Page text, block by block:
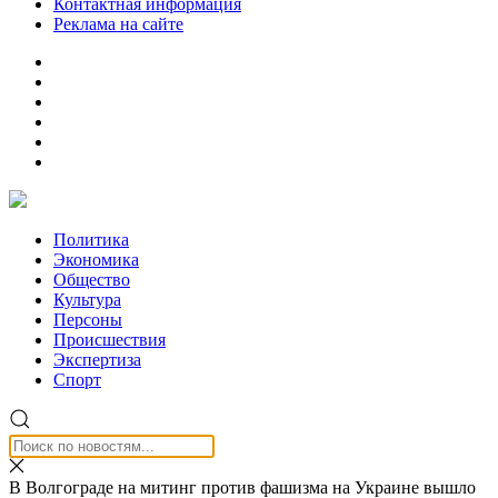
Контактная информация
Реклама на сайте
Политика
Экономика
Общество
Культура
Персоны
Происшествия
Экспертиза
Спорт
В Волгограде на митинг против фашизма на Украине вышло